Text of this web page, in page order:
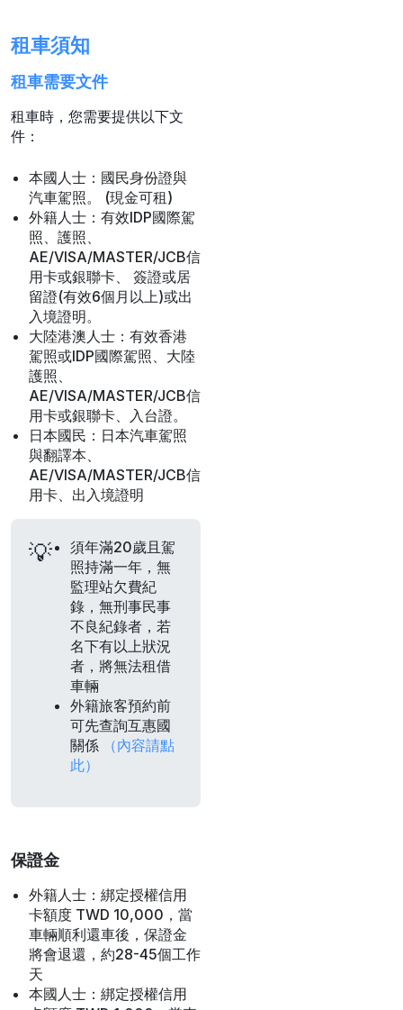
租車須知
租車需要文件
租車時，您需要提供以下文
件：
本國人士：國民身份證與
汽車駕照。 (現金可租)
外籍人士：有效IDP國際駕
照、護照、
AE/VISA/MASTER/JCB信
用卡或銀聯卡、 簽證或居
留證(有效6個月以上)或出
入境證明。
大陸港澳人士：有效香港
駕照或IDP國際駕照、大陸
護照、
AE/VISA/MASTER/JCB信
用卡或銀聯卡、入台證。
日本國民：日本汽車駕照
與翻譯本、
AE/VISA/MASTER/JCB信
用卡、出入境證明
💡
須年滿20歲且駕
照持滿一年，無
監理站欠費紀
錄，無刑事民事
不良紀錄者，若
名下有以上狀況
者，將無法租借
車輛
外籍旅客預約前
可先查詢互惠國
關係
（內容請點
此）
保證金
外籍人士：綁定授權信用
卡額度 TWD 10,000，當
車輛順利還車後，保證金
將會退還，約28-45個工作
天
本國人士：綁定授權信用